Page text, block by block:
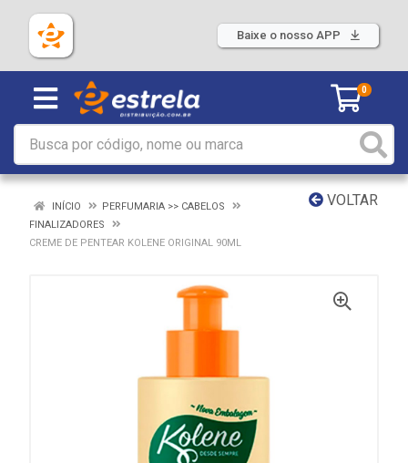
Baixe o nosso APP
0
VOLTAR
INÍCIO
PERFUMARIA >> CABELOS
FINALIZADORES
CREME DE PENTEAR KOLENE ORIGINAL 90ML